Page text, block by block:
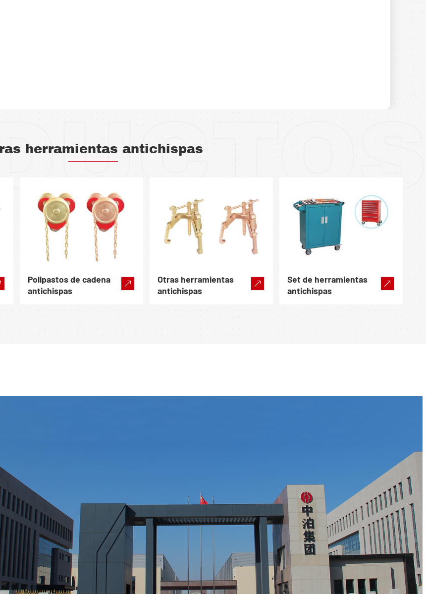
herramientas antichispas
Polipastos de cadena
antichispas
Otras herramientas
antichispas
Set de herramientas
antichispas